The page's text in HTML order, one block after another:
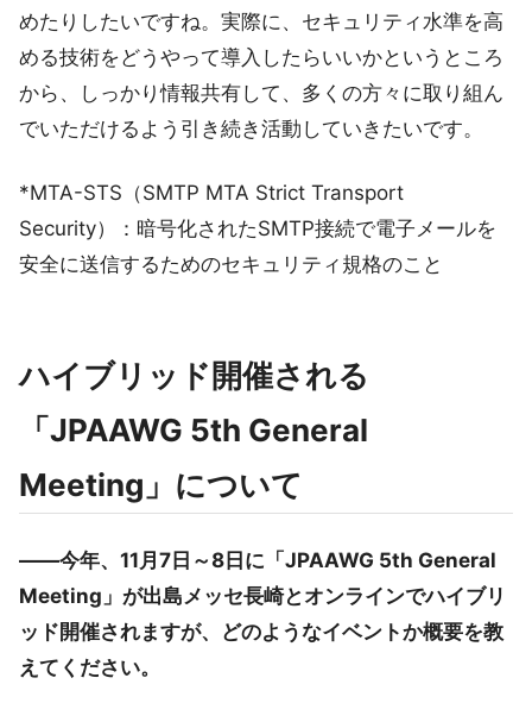
めたりしたいですね。実際に、セキュリティ水準を高
める技術をどうやって導入したらいいかというところ
から、しっかり情報共有して、多くの方々に取り組ん
でいただけるよう引き続き活動していきたいです。
*MTA-STS（SMTP MTA Strict Transport
Security）：暗号化されたSMTP接続で電子メールを
安全に送信するためのセキュリティ規格のこと
ハイブリッド開催される
「JPAAWG 5th General
Meeting」について
――今年、11月7日～8日に「JPAAWG 5th General
Meeting」が出島メッセ長崎とオンラインでハイブリ
ッド開催されますが、どのようなイベントか概要を教
えてください。